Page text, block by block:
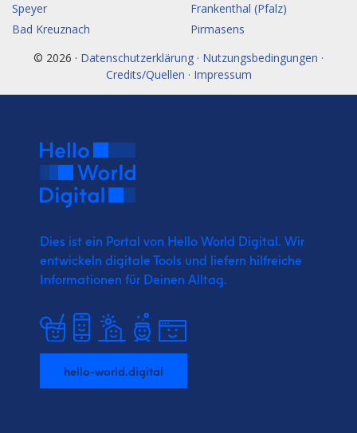
Speyer
Frankenthal (Pfalz)
Bad Kreuznach
Pirmasens
© 2026 · Datenschutzerklärung · Nutzungsbedingungen ·
Credits/Quellen · Impressum
Dies ist ein Portal von Hello World Digital. Wir
entwickeln digitale Tools und liefern hilfreiche
Informationen für Deinen Alltag.
hello-world.digital